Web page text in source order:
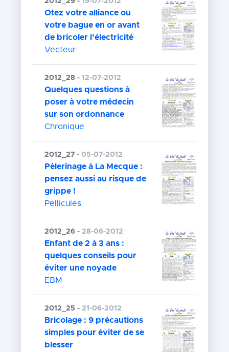
Otez votre alliance ou
votre bague en or avant
de bricoler l’électricité
Vecteur
2012_28 -12-07-2012
Quelques questions à
poser à votre médecin
sur son ordonnance
Chronique
2012_27 -05-07-2012
Pèlerinage à La Mecque :
pensez aussi au risque de
grippe !
Pellicules
2012_26 -28-06-2012
Enfant de 2 à 3 ans :
quelques conseils pour
éviter une noyade
EBM
2012_25 -21-06-2012
Bricolage : 9 précautions
simples pour éviter de se
blesser